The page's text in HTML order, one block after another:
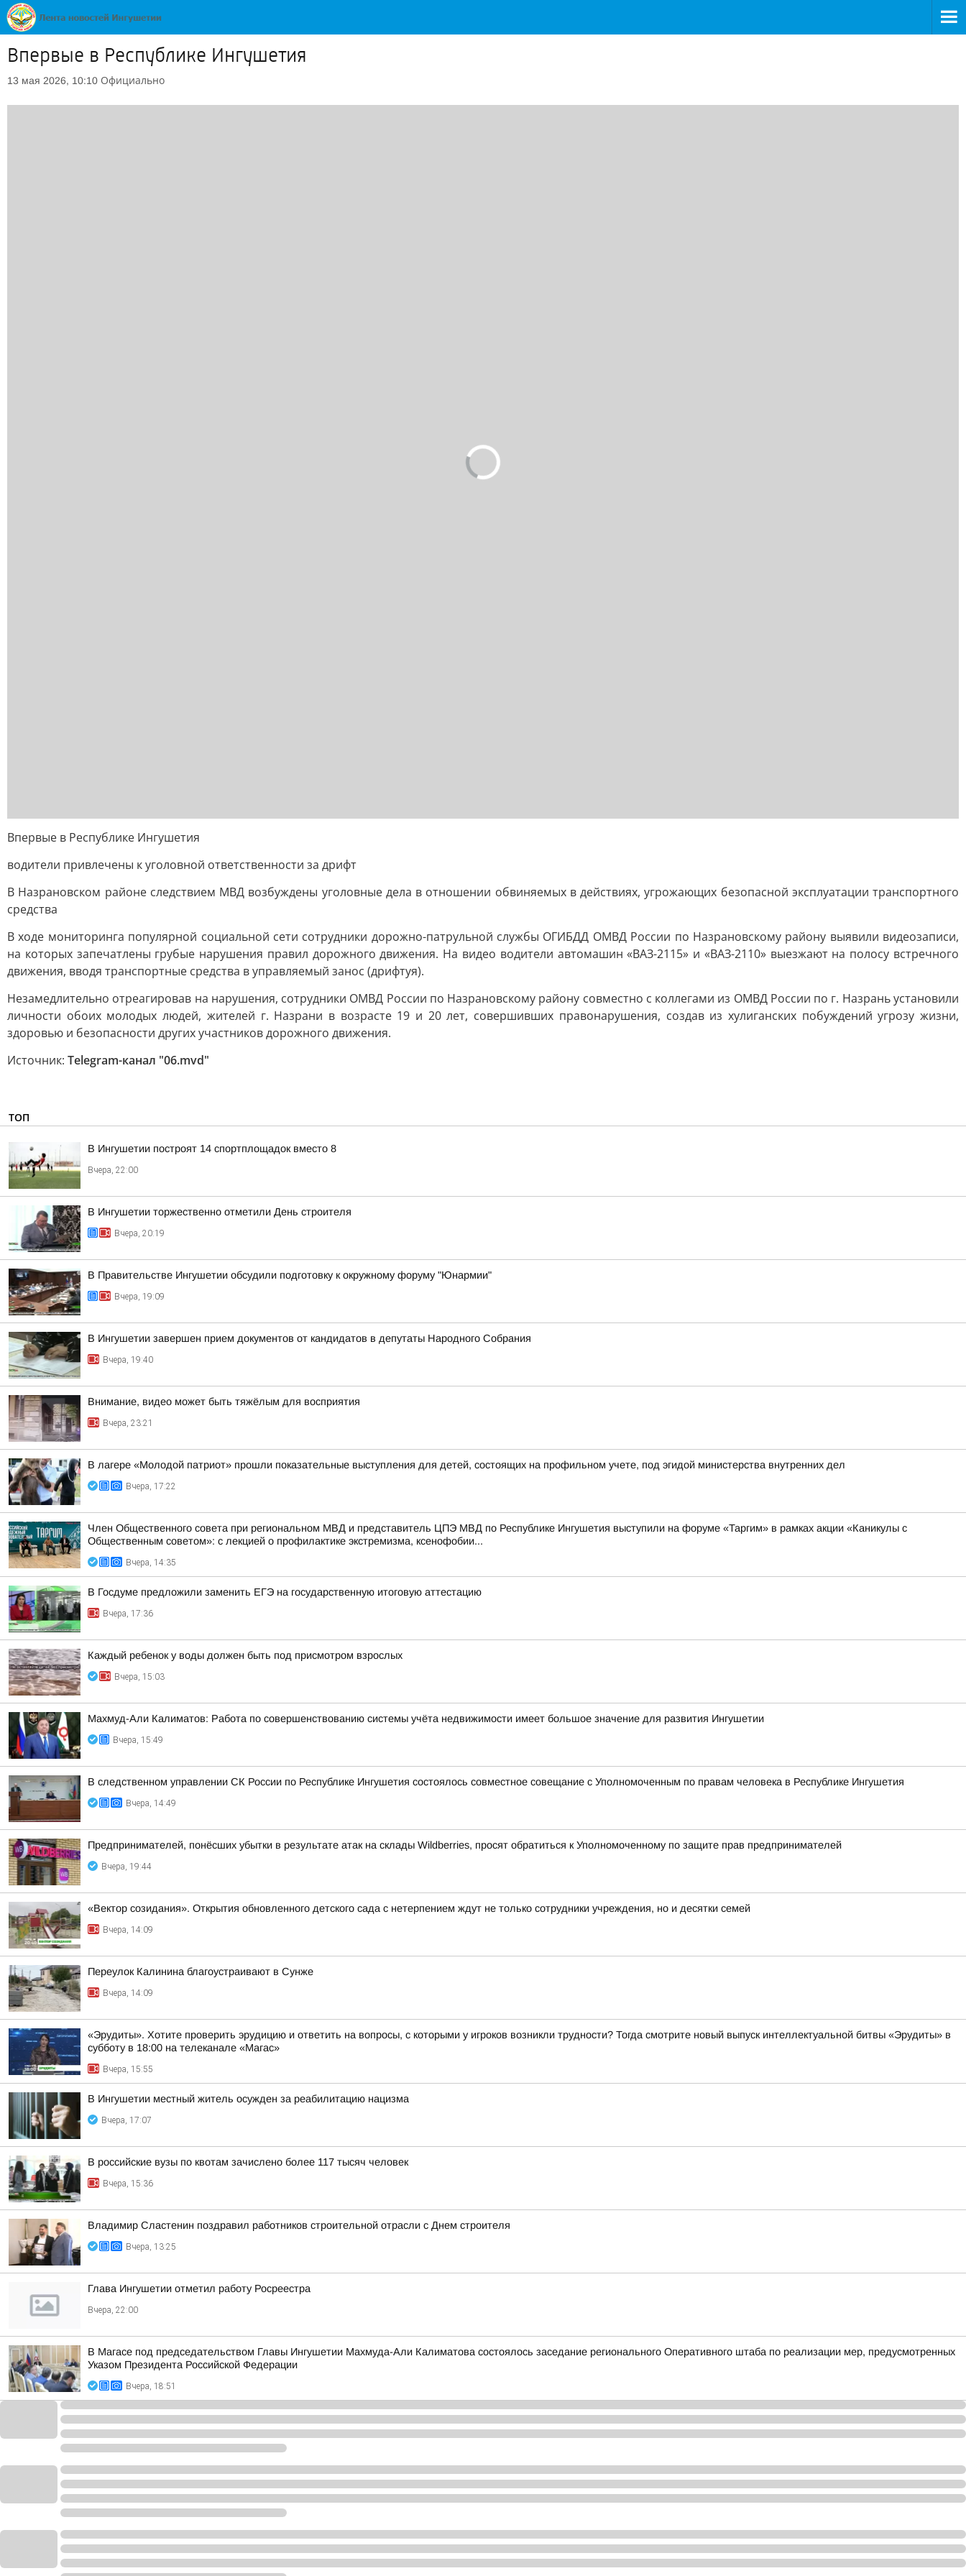
Впервые в Республике Ингушетия
13 мая 2026, 10:10 Официально
Впервые в Республике Ингушетия
водители привлечены к уголовной ответственности за дрифт
В Назрановском районе следствием МВД возбуждены уголовные дела в отношении обвиняемых в действиях, угрожающих безопасной эксплуатации транспортного
средства
В ходе мониторинга популярной социальной сети сотрудники дорожно-патрульной службы ОГИБДД ОМВД России по Назрановскому району выявили видеозаписи,
на которых запечатлены грубые нарушения правил дорожного движения. На видео водители автомашин «ВАЗ-2115» и «ВАЗ-2110» выезжают на полосу встречного
движения, вводя транспортные средства в управляемый занос (дрифтуя).
Незамедлительно отреагировав на нарушения, сотрудники ОМВД России по Назрановскому району совместно с коллегами из ОМВД России по г. Назрань установили
личности обоих молодых людей, жителей г. Назрани в возрасте 19 и 20 лет, совершивших правонарушения, создав из хулиганских побуждений угрозу жизни,
здоровью и безопасности других участников дорожного движения.
Источник: Telegram-канал "06.mvd"
ТОП
В Ингушетии построят 14 спортплощадок вместо 8
Вчера, 22:00
В Ингушетии торжественно отметили День строителя
Вчера, 20:19
В Правительстве Ингушетии обсудили подготовку к окружному форуму "Юнармии"
Вчера, 19:09
В Ингушетии завершен прием документов от кандидатов в депутаты Народного Собрания
Вчера, 19:40
Внимание, видео может быть тяжёлым для восприятия
Вчера, 23:21
В лагере «Молодой патриот» прошли показательные выступления для детей, состоящих на профильном учете, под эгидой министерства внутренних дел
Вчера, 17:22
Член Общественного совета при региональном МВД и представитель ЦПЭ МВД по Республике Ингушетия выступили на форуме «Таргим» в рамках акции «Каникулы с
Общественным советом»: с лекцией о профилактике экстремизма, ксенофобии...
Вчера, 14:35
В Госдуме предложили заменить ЕГЭ на государственную итоговую аттестацию
Вчера, 17:36
Каждый ребенок у воды должен быть под присмотром взрослых
Вчера, 15:03
Махмуд-Али Калиматов: Работа по совершенствованию системы учёта недвижимости имеет большое значение для развития Ингушетии
Вчера, 15:49
В следственном управлении СК России по Республике Ингушетия состоялось совместное совещание с Уполномоченным по правам человека в Республике Ингушетия
Вчера, 14:49
Предпринимателей, понёсших убытки в результате атак на склады Wildberries, просят обратиться к Уполномоченному по защите прав предпринимателей
Вчера, 19:44
«Вектор созидания». Открытия обновленного детского сада с нетерпением ждут не только сотрудники учреждения, но и десятки семей
Вчера, 14:09
Переулок Калинина благоустраивают в Сунже
Вчера, 14:09
«Эрудиты». Хотите проверить эрудицию и ответить на вопросы, с которыми у игроков возникли трудности? Тогда смотрите новый выпуск интеллектуальной битвы «Эрудиты» в
субботу в 18:00 на телеканале «Магас»
Вчера, 15:55
В Ингушетии местный житель осужден за реабилитацию нацизма
Вчера, 17:07
В российские вузы по квотам зачислено более 117 тысяч человек
Вчера, 15:36
Владимир Сластенин поздравил работников строительной отрасли с Днем строителя
Вчера, 13:25
Глава Ингушетии отметил работу Росреестра
Вчера, 22:00
В Магасе под председательством Главы Ингушетии Махмуда-Али Калиматова состоялось заседание регионального Оперативного штаба по реализации мер, предусмотренных
Указом Президента Российской Федерации
Вчера, 18:51